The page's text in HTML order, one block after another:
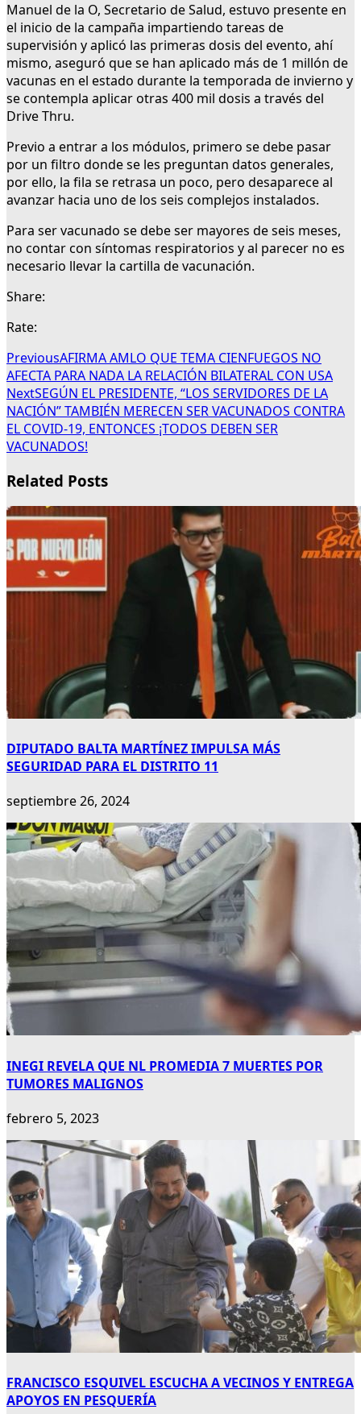
Manuel de la O, Secretario de Salud, estuvo presente en
el inicio de la campaña impartiendo tareas de
supervisión y aplicó las primeras dosis del evento, ahí
mismo, aseguró que se han aplicado más de 1 millón de
vacunas en el estado durante la temporada de invierno y
se contempla aplicar otras 400 mil dosis a través del
Drive Thru.
Previo a entrar a los módulos, primero se debe pasar
por un filtro donde se les preguntan datos generales,
por ello, la fila se retrasa un poco, pero desaparece al
avanzar hacia uno de los seis complejos instalados.
Para ser vacunado se debe ser mayores de seis meses,
no contar con síntomas respiratorios y al parecer no es
necesario llevar la cartilla de vacunación.
Share:
Rate:
PreviousAFIRMA AMLO QUE TEMA CIENFUEGOS NO
AFECTA PARA NADA LA RELACIÓN BILATERAL CON USA
NextSEGÚN EL PRESIDENTE, “LOS SERVIDORES DE LA
NACIÓN” TAMBIÉN MERECEN SER VACUNADOS CONTRA
EL COVID-19, ENTONCES ¡TODOS DEBEN SER
VACUNADOS!
Related Posts
DIPUTADO BALTA MARTÍNEZ IMPULSA MÁS
SEGURIDAD PARA EL DISTRITO 11
septiembre 26, 2024
INEGI REVELA QUE NL PROMEDIA 7 MUERTES POR
TUMORES MALIGNOS
febrero 5, 2023
FRANCISCO ESQUIVEL ESCUCHA A VECINOS Y ENTREGA
APOYOS EN PESQUERÍA